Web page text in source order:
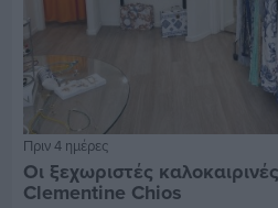
Πριν 4 ημέρες
Οι ξεχωριστές
Clementine Chios